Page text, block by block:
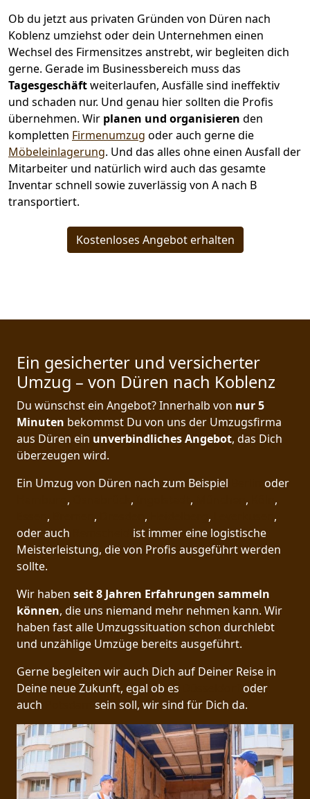
Ob du jetzt aus privaten Gründen von Düren nach
Koblenz umziehst oder dein Unternehmen einen
Wechsel des Firmensitzes anstrebt, wir begleiten dich
gerne. Gerade im Businessbereich muss das
Tagesgeschäftweiterlaufen, Ausfälle sind ineffektiv
und schaden nur. Und genau hier sollten die Profis
übernehmen. Wir planen und organisieren den
kompletten Firmenumzug oder auch gerne die
Möbeleinlagerung. Und das alles ohne einen Ausfall der
Mitarbeiter und natürlich wird auch das gesamte
Inventar schnell sowie zuverlässig von A nach B
transportiert.
Kostenloses Angebot erhalten
Ein gesicherter und versicherter
Umzug – von Düren nach Koblenz
Du wünschst ein Angebot? Innerhalb von nur 5
Minuten bekommst Du von uns der Umzugsfirma
aus Düren ein unverbindliches Angebot, das Dich
überzeugen wird.
Ein Umzug von Düren nach zum Beispiel
oder
, , , ,
,
, , , ,
,
oder auch
ist immer eine logistische
Meisterleistung, die von Profis ausgeführt werden
sollte.
Wir haben seit8 Jahren Erfahrungen sammeln
können, die uns niemand mehr nehmen kann. Wir
haben fast alle Umzugssituation schon durchlebt
und unzählige Umzüge bereits ausgeführt.
Gerne begleiten wir auch Dich auf Deiner Reise in
Deine neue Zukunft, egal ob es
oder
auch
sein soll, wir sind für Dich da.